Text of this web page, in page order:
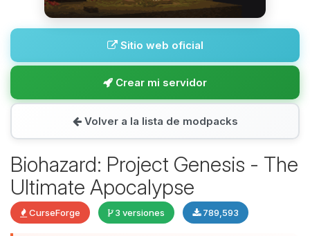
Sitio web oficial
Crear mi servidor
Volver a la lista de modpacks
Biohazard: Project Genesis - The
Ultimate Apocalypse
CurseForge 3 versiones 789,593